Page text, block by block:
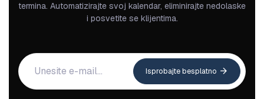
termina. Automatizirajte svoj kalendar, eliminirajte nedolaske
i posvetite se klijentima.
Isprobajte besplatno